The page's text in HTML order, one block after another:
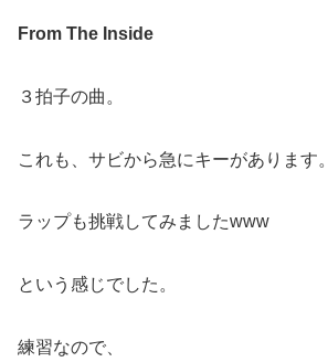
From The Inside
３拍子の曲。
これも、サビから急にキーがあります。
ラップも挑戦してみましたwww
という感じでした。
練習なので、